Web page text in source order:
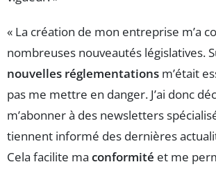
« La création de mon entreprise m’a
nombreuses nouveautés législatives.
nouvelles réglementations m’était
pas me mettre en danger. J’ai donc
m’abonner à des newsletters
tiennent informé des dernières
Cela facilite ma conformité et me